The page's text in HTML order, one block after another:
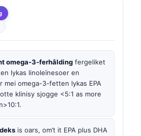
omega-3-ferhâlding fergeliket
lykas linoleïnesoer en
mei omega-3-fetten lykas EPA
klinisy sjogge <5:1 as more
is oars, om’t it EPA plus DHA